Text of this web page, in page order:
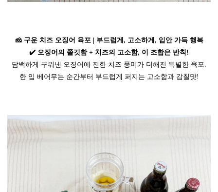
🧀 구운 치즈 오징어 육포 | 부드럽게, 고소하게, 입안 가득 행복
✔️ 오징어의 쫄깃함 + 치즈의 고소함, 이 조합은 반칙!
담백하게 구워낸 오징어에 진한 치즈 풍미가 더해진 특별한 육포.
한 입 베어무는 순간부터 부드럽게 퍼지는 고소함과 감칠맛!